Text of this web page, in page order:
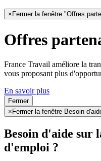
× Fermer la fenêtre "Offres
Offres
France Travail améliore la
vous proposant plus
En savoir plus
Fermer
× Fermer la fenêtre Besoin
Besoin d'aide sur
d'emploi ?